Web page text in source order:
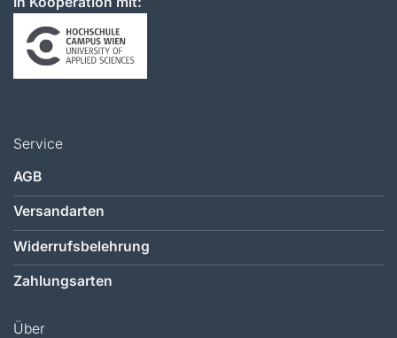
Service
AGB
Versandarten
Widerrufsbelehrung
Zahlungsarten
Über